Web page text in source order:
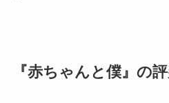
『赤ちゃんと僕』の